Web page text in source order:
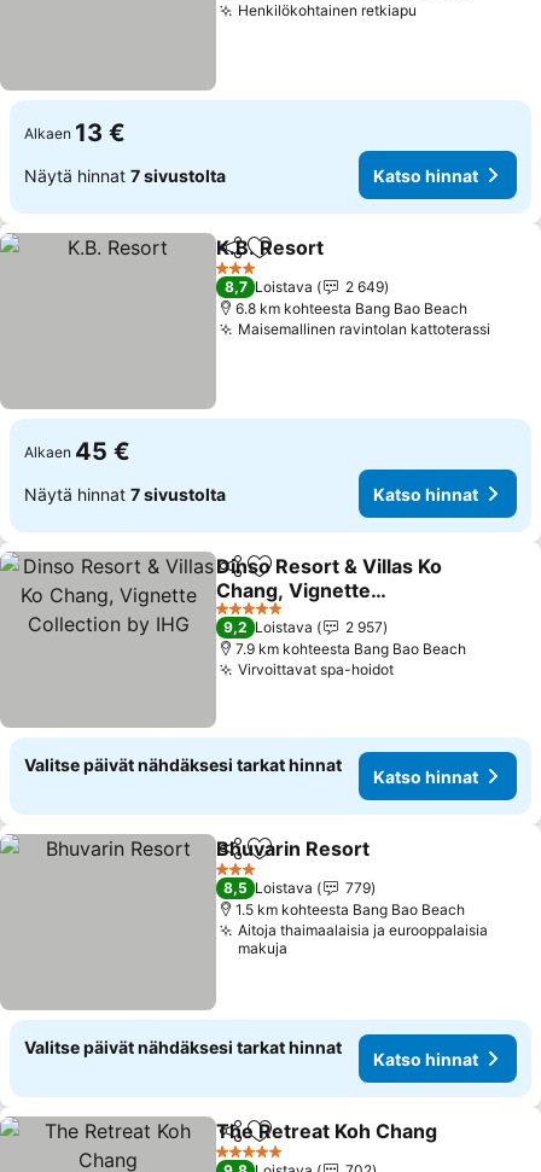
Henkilökohtainen retkiapu
Alkaen 13 €
Näytä hinnat 7 sivustolta Katso hinnat
Jaa Lisää suosikkeihin
K.B. Resort
3 Tähtiluokitus
8,7 Loistava
2 649
6.8 km kohteesta Bang Bao Beach
Maisemallinen ravintolan kattoterassi
Alkaen 45 €
Näytä hinnat 7 sivustolta Katso hinnat
Jaa Lisää suosikkeihin
Dinso Resort & Villas Ko
Chang, Vignette
Collection by IHG
Katso hinnat
5 Tähtiluokitus
9,2 Loistava
2 957
7.9 km kohteesta Bang Bao Beach
Virvoittavat spa-hoidotKatso hinnat
Valitse päivät nähdäksesi tarkat hinnat
Katso hinnat
Jaa Lisää suosikkeihin
Bhuvarin Resort
3 Tähtiluokitus
8,5 Loistava
779
1.5 km kohteesta Bang Bao Beach
Aitoja thaimaalaisia ja eurooppalaisia
makuja
Valitse päivät nähdäksesi tarkat hinnat
Katso hinnat
Jaa Lisää suosikkeihin
The Retreat Koh Chang
5 Tähtiluokitus